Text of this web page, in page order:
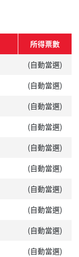
所得票數
(自動當選)
(自動當選)
(自動當選)
(自動當選)
(自動當選)
(自動當選)
(自動當選)
(自動當選)
(自動當選)
(自動當選)